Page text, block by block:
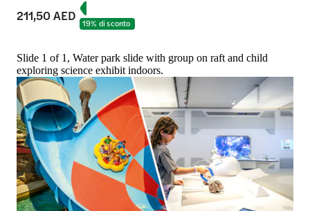
211,50 AED 19% di sconto
Slide 1 of 1, Water park slide with group on raft and child
exploring science exhibit indoors.